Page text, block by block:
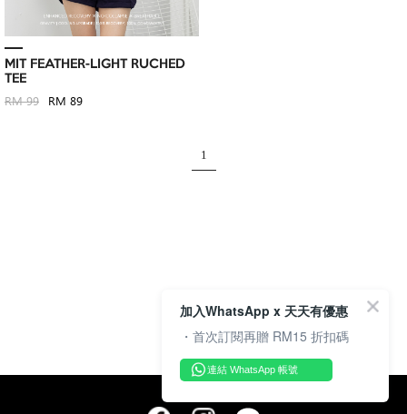
MIT FEATHER-LIGHT RUCHED
TEE
RM 99 RM 89
1
加入WhatsApp x 天天有優惠
・首次訂閱再贈 RM15 折扣碼
連結 WhatsApp 帳號